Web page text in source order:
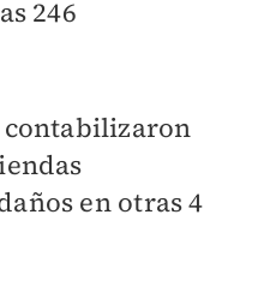
246
contabilizaron
en otras 4